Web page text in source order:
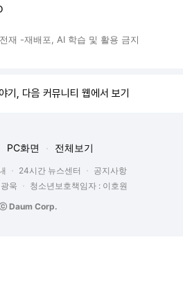
재 -재배포, AI 학습 및 활용 금지
기, 다음 커뮤니티 웹에서 보기
PC화면 전체보기
24시간 뉴스센터
공지사항
욱
청소년보호책임자 : 이호원
Daum Corp.